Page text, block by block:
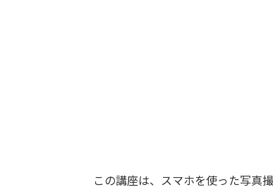
この講座は、スマホを使った写真